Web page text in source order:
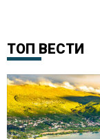
ТОП ВЕСТИ